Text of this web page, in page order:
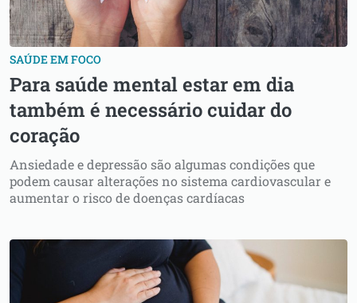
SAÚDE EM FOCO
Para saúde mental estar em dia
também é necessário cuidar do
coração
Ansiedade e depressão são algumas condições que
podem causar alterações no sistema cardiovascular e
aumentar o risco de doenças cardíacas